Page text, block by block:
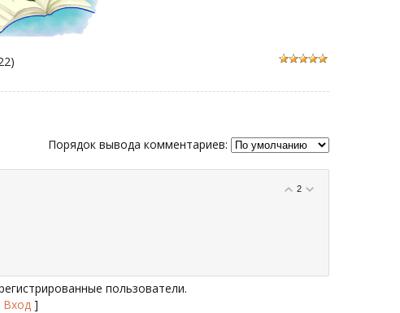
Порядок вывода комментариев:
2
пользователи.
Вход ]